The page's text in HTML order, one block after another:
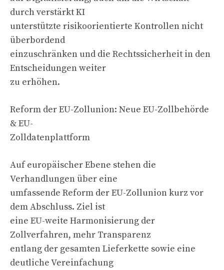
durch verstärkt KI
unterstützte risikoorientierte Kontrollen nicht
überbordend
einzuschränken und die Rechtssicherheit in den
Entscheidungen weiter
zu erhöhen.
Reform der EU-Zollunion: Neue EU-Zollbehörde
& EU-
Zolldatenplattform
Auf europäischer Ebene stehen die
Verhandlungen über eine
umfassende Reform der EU-Zollunion kurz vor
dem Abschluss. Ziel ist
eine EU-weite Harmonisierung der
Zollverfahren, mehr Transparenz
entlang der gesamten Lieferkette sowie eine
deutliche Vereinfachung